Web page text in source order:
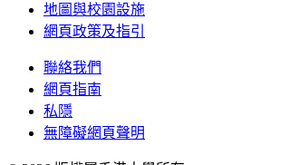
地圖與校園設施
網頁政策及指引
聯絡我們
網頁指南
私隱
無障礙網頁聲明